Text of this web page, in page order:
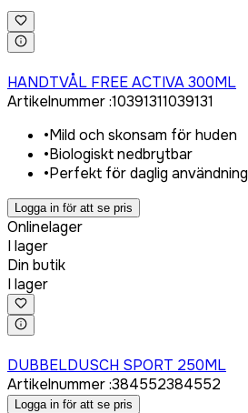
HANDTVÅL FREE ACTIVA 300ML
Artikelnummer:10391311039131
•Mild och skonsam för huden
•Biologiskt nedbrytbar
•Perfekt för daglig användning
Logga in för att se pris
Onlinelager
I lager
Din butik
I lager
DUBBELDUSCH SPORT 250ML
Artikelnummer:384552384552
Logga in för att se pris